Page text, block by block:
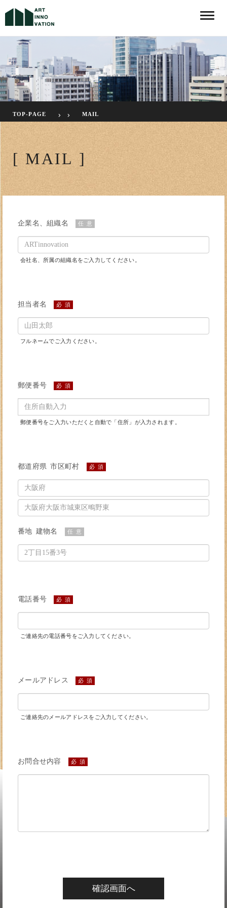
Toggle
TOP-PAGE MAIL
[ MAIL ]
企業名、組織名 任 意
会社名、所属の組織名をご入力してください。
担当者名 必 須
フルネームでご入力ください。
郵便番号 必 須
郵便番号をご入力いただくと自動で「住所」が入力されます。
都道府県 市区町村 必 須
番地 建物名 任 意
電話番号 必 須
ご連絡先の電話番号をご入力してください。
メールアドレス 必 須
ご連絡先のメールアドレスをご入力してください。
お問合せ内容 必 須